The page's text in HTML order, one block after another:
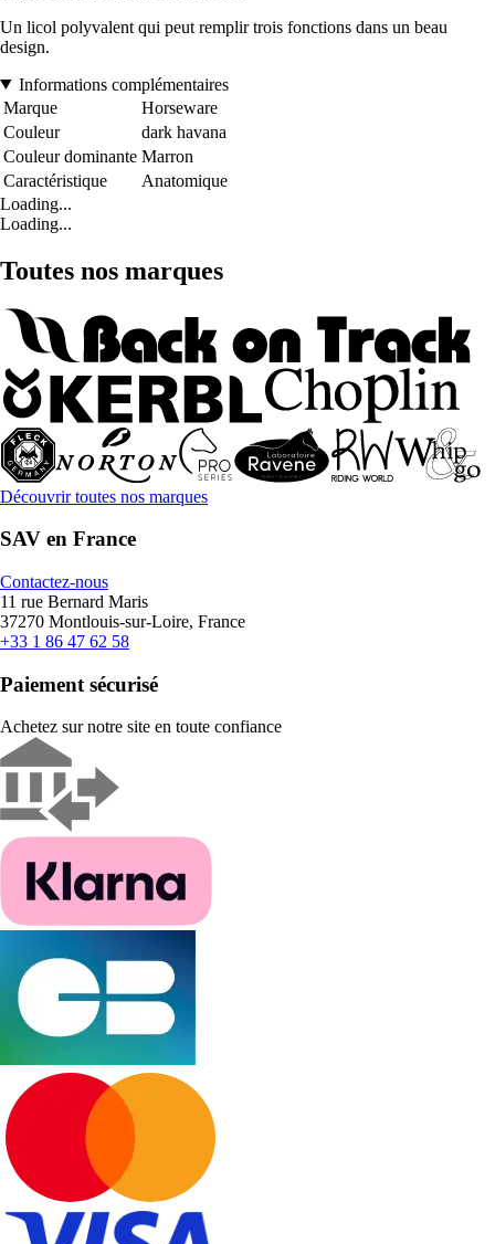
Un licol polyvalent qui peut remplir trois fonctions dans un beau
design.
Informations complémentaires
Marque
Horseware
Couleur
dark havana
Couleur dominante Marron
Caractéristique
Anatomique
Loading...
Loading...
Toutes nos marques
Découvrir toutes nos marques
SAV en France
Contactez-nous
11 rue Bernard Maris
37270 Montlouis-sur-Loire, France
+33 1 86 47 62 58
Paiement sécurisé
Achetez sur notre site en toute confiance